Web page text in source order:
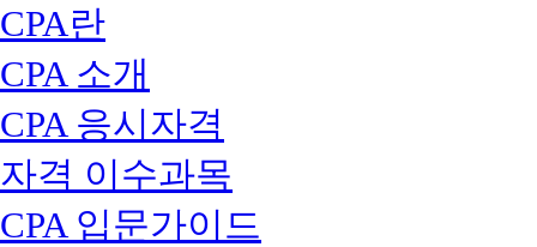
CPA란
CPA 소개
CPA 응시자격
자격 이수과목
CPA 입문가이드